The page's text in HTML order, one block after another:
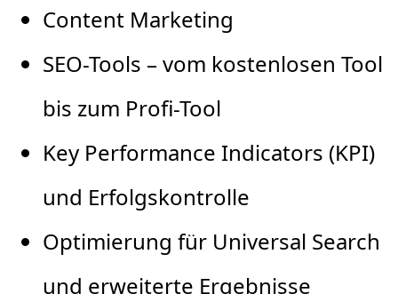
Content Marketing
SEO-Tools – vom kostenlosen Tool
bis zum Profi-Tool
Key Performance Indicators (KPI)
und Erfolgskontrolle
Optimierung für Universal Search
und erweiterte Ergebnisse